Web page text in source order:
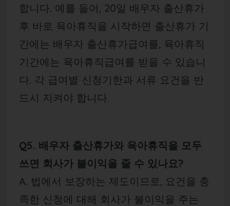
합니다. 예를 들어, 20일 배우자 출산휴가
후 바로 육아휴직을 시작하면 출산휴가 기
간에는 배우자 출산휴가급여를, 육아휴직
기간에는 육아휴직급여를 받을 수 있습니
다. 각 급여별 신청기한과 서류 요건을 반
드시 지켜야 합니다.
Q5. 배우자 출산휴가와 육아휴직을 모두
쓰면 회사가 불이익을 줄 수 있나요?
A. 법에서 보장하는 제도이므로, 요건을 충
족한 신청에 대해 회사가 불이익을 주는